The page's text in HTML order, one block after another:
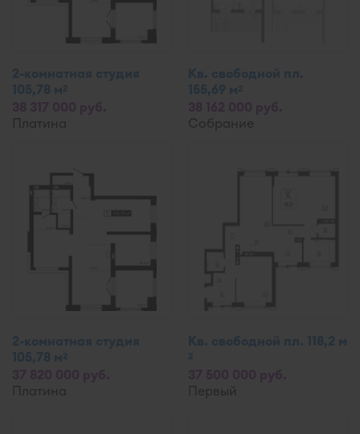
2-комнатная студия
105,78 м2
Платина
Кв. свободной пл.
155,69 м2
Собрание
2-комнатная студия
105,78 м2
Платина
Кв. свободной пл. 118,2 м
2
Первый